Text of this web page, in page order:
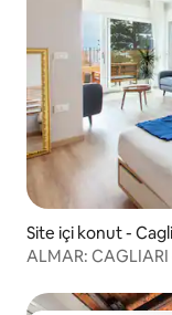
Site içi konut -
ALMAR: